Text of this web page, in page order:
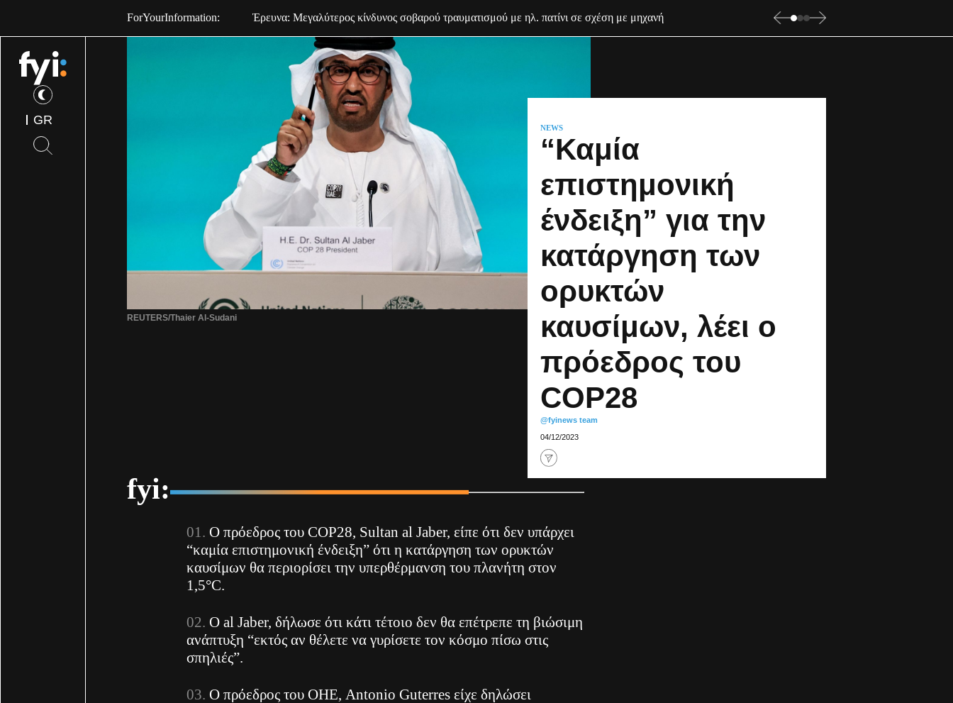
GR
ForYourInformation: Έρευνα: Μεγαλύτερος κίνδυνος σοβαρού τραυματισμού με ηλ. πατίνι σε σχέση με μηχανή
REUTERS/Thaier Al-Sudani
NEWS
“Καμία
επιστημονική
ένδειξη” για την
κατάργηση των
ορυκτών
καυσίμων, λέει ο
πρόεδρος του
COP28
@fyinews team
04/12/2023
fyi:
Ο πρόεδρος του COP28, Sultan al Jaber, είπε ότι δεν υπάρχει
“καμία επιστημονική ένδειξη” ότι η κατάργηση των ορυκτών
καυσίμων θα περιορίσει την υπερθέρμανση του πλανήτη στον
1,5°C.
O al Jaber, ​​δήλωσε ότι κάτι τέτοιο δεν θα επέτρεπε τη βιώσιμη
ανάπτυξη “εκτός αν θέλετε να γυρίσετε τον κόσμο πίσω στις
σπηλιές”.
Ο πρόεδρος του ΟΗΕ, Antonio Guterres είχε δηλώσει